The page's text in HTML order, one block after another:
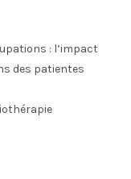
: l’impact
des patientes